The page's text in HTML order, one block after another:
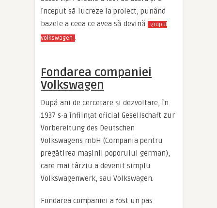
început să lucreze la proiect, punând
bazele a ceea ce avea să devină
grupul
Volkswagen .
Fondarea companiei
Volkswagen
După ani de cercetare și dezvoltare, în
1937 s-a înființat oficial Gesellschaft zur
Vorbereitung des Deutschen
Volkswagens mbH (Compania pentru
pregătirea mașinii poporului german),
care mai târziu a devenit simplu
Volkswagenwerk, sau Volkswagen.
Fondarea companiei a fost un pas